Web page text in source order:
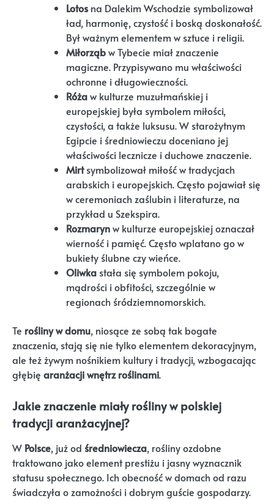
Lotosna Dalekim Wschodzie symbolizował
ład, harmonię, czystość i boską doskonałość.
Był ważnym elementem w sztuce i religii.
Miłorząbw Tybecie miał znaczenie
magiczne. Przypisywano mu właściwości
ochronne i długowieczności.
Różaw kulturze muzułmańskiej i
europejskiej była symbolem miłości,
czystości, a także luksusu. W starożytnym
Egipcie i średniowieczu doceniano jej
właściwości lecznicze i duchowe znaczenie.
Mirtsymbolizował miłość w tradycjach
arabskich i europejskich. Często pojawiał się
w ceremoniach zaślubin i literaturze, na
przykład u Szekspira.
Rozmarynw kulturze europejskiej oznaczał
wierność i pamięć. Często wplatano go w
bukiety ślubne czy wieńce.
Oliwka stała się symbolem pokoju,
mądrości i obfitości, szczególnie w
regionach śródziemnomorskich.
Te rośliny w domu, niosące ze sobą tak bogate
znaczenia, stają się nie tylko elementem dekoracyjnym,
ale też żywym nośnikiem kultury i tradycji, wzbogacając
głębię aranżacji wnętrz roślinami.
Jakie znaczenie miały rośliny w polskiej
tradycji aranżacyjnej?
W Polsce, już od średniowiecza, rośliny ozdobne
traktowano jako element prestiżu i jasny wyznacznik
statusu społecznego. Ich obecność w domach od razu
świadczyła o zamożności i dobrym guście gospodarzy.